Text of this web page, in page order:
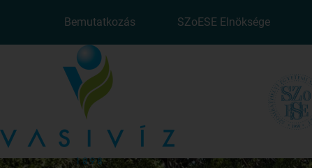
Bemutatkozás SZoESE Elnöksége